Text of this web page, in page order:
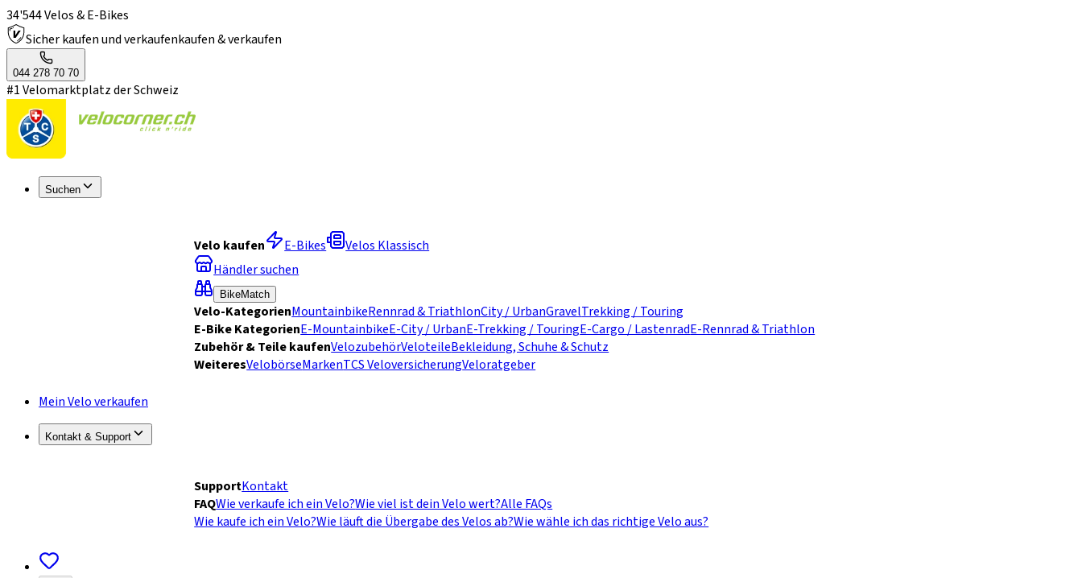
34'544 Velos & E-Bikes
Sicher kaufen und verkaufenkaufen & verkaufen
044 278 70 70
#1 Velomarktplatz der Schweiz
Suchen
Velo kaufen E-Bikes
Velos Klassisch
Händler suchen
BikeMatch
Velo-KategorienMountainbikeRennrad & TriathlonCity / UrbanGravelTrekking / Touring
E-Bike KategorienE-MountainbikeE-City / UrbanE-Trekking / TouringE-Cargo / LastenradE-Rennrad & Triathlon
Zubehör & Teile kaufenVelozubehörVeloteileBekleidung, Schuhe & Schutz
WeiteresVelobörseMarkenTCS VeloversicherungVeloratgeber
Mein Velo verkaufen
Kontakt & Support
SupportKontakt
FAQWie verkaufe ich ein Velo?Wie viel ist dein Velo wert?Alle FAQs
Wie kaufe ich ein Velo?Wie läuft die Übergabe des Velos ab?Wie wähle ich das richtige Velo aus?